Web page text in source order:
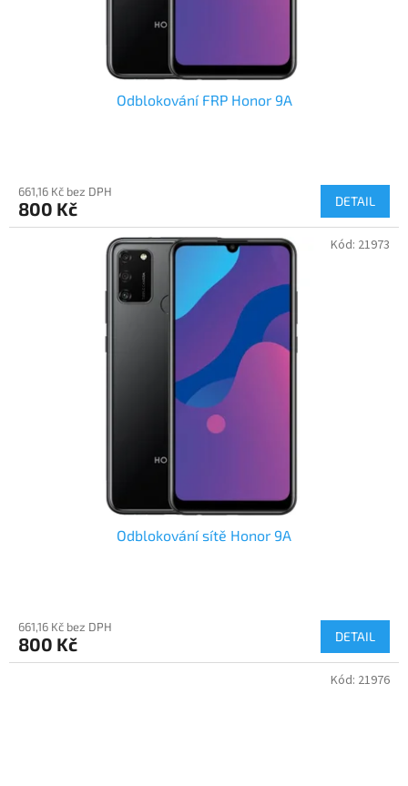
Odblokování FRP Honor 9A
661,16 Kč bez DPH
800 Kč DETAIL
Odblokování sítě Honor 9A
661,16 Kč bez DPH
800 Kč DETAIL
Kód: 21973
Kód: 21976